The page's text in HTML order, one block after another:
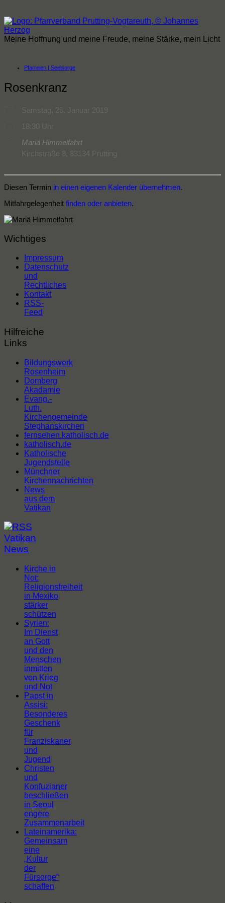
Inhalt
springen
Meine Hoffnung und meine Freude, meine Stärke, mein Licht
Pfarreien | Seelsorge
Rosenkranz
Samstag, 26. Januar 2019
18:30 Uhr
Mariä Himmelfahrt
Kirchstraße 8, 83134 Prutting
Diesen Termin in einen eigenen Kalender übernehmen.
Mitfahrgelegenheit finden oder anbieten.
Wichtiges
Impressum
Datenschutz
und
Rechtliches
Kontakt
RSS-
Feed
Hilfreiche
Links
Bildungswerk
Rosenheim
Domberg
Akadamie
Evang.-
Luth.
Kirchengemeinde
Stephanskirchen
fernsehen.katholisch.de
katholisch.de
Katholische
Jugendstelle
Münchner
Kirchennachrichten
News
aus dem
Vatikan
Vatikan
News
Kirche in
Not:
Religionsfreiheit
in Mexiko
stärker
schützen
Syrien:
Im Dienst
an Gott
und den
Menschen
inmitten
von Krieg
und Not
Papst in
Assisi:
Besonderes
Geschenk
für
Franziskaner
und
Jugend
Christen
und
Konfuzianer
beschließen
in Seoul
engere
Zusammenarbeit
Lateinamerika:
Gemeinsam
eine
„Kultur
der
Fürsorge“
schaffen